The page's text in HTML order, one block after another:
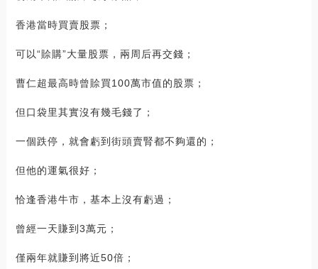
香港當時買賣股票；
可以“賒購”大量股票，兩周后再交錢；
曹仁超最高時曾賒買100萬市值的股票；
但口袋里其實沒有幾毛錢了；
一個跌停，就會虧到街頭賣腎都不夠還的；
但他的運氣很好；
恰逢香港牛市，基本上沒有虧過；
曾經一天賺到3萬元；
僅兩年就賺到將近50倍；